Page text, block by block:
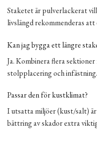
Staketet är pulverlackerat
livslängd rekommenderas
Kan jag bygga ett längre
Ja. Kombinera flera
stolpplacering och infästning.
Passar den för kustklimat?
I utsatta miljöer (kust/salt)
bättring av skador extra